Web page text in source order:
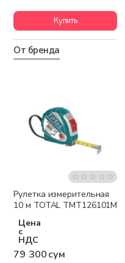
Купить
От бренда
Рулетка измерительная
10 м TOTAL TMT126101M
Цена
с
НДС
79 300 сум